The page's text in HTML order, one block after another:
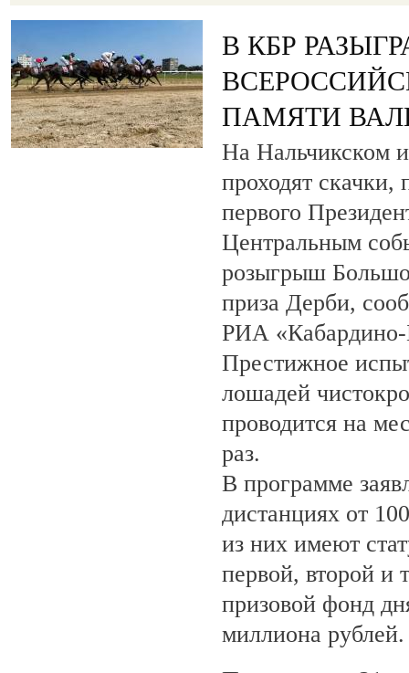
В КБР
ПАМЯТИ
На Нальчикском
проходят
первого
Центральным
розыгрыш
приза Дерби,
РИА «Кабардино-
Престижное
лошадей
проводится на
раз.
В программе
дистанциях от
из них имеют
первой, второй и
призовой фонд
миллиона рублей.